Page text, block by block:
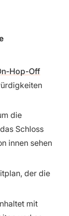
Hop-Off
die
Schloss
innen sehen
der die
mit